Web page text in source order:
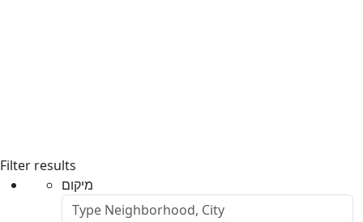
Filter results
מיקום